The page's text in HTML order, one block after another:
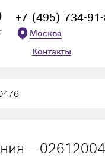
+7 (495) 734-
Москва
Контакты
—